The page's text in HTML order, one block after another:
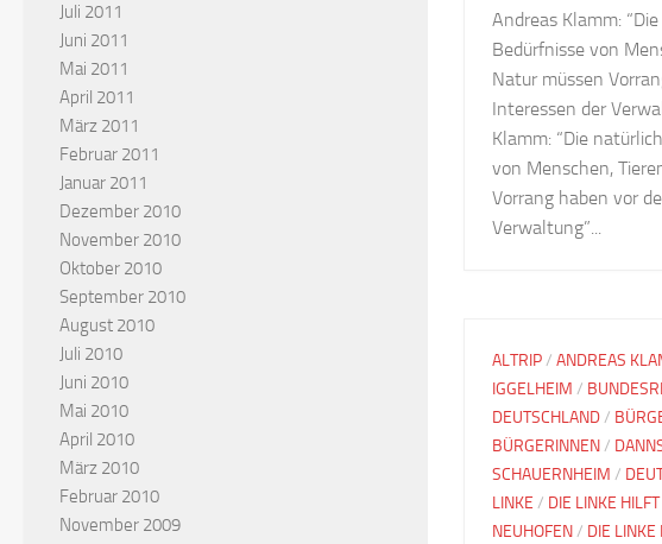
Andreas Klamm:
Bedürfnisse von
Natur müssen
Interessen der
Klamm: “Die
von Menschen,
Vorrang haben vor
Verwaltung”...
ALTRIP/ ANDREAS
IGGELHEIM /
DEUTSCHLAND/
BÜRGERINNEN/
SCHAUERNHEIM /
LINKE / DIE LINKE HILFT
NEUHOFEN/ DIE LINKE
Juli 2011
Juni 2011
Mai 2011
April 2011
März 2011
Februar 2011
Januar 2011
Dezember 2010
November 2010
Oktober 2010
September 2010
August 2010
Juli 2010
Juni 2010
Mai 2010
April 2010
März 2010
Februar 2010
November 2009